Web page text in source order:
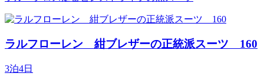
ラルフローレン 紺ブレザーの正統派スーツ 160
3泊4日